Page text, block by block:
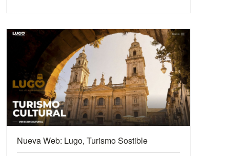
Nueva Web: Lugo, Turismo Sostible